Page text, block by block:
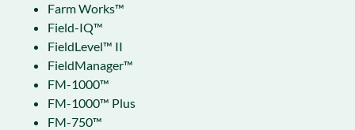
Farm Works™
Field-IQ™
FieldLevel™ II
FieldManager™
FM-1000™
FM-1000™ Plus
FM-750™